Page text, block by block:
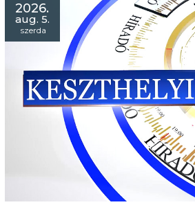
2026.
aug. 5.
szerda